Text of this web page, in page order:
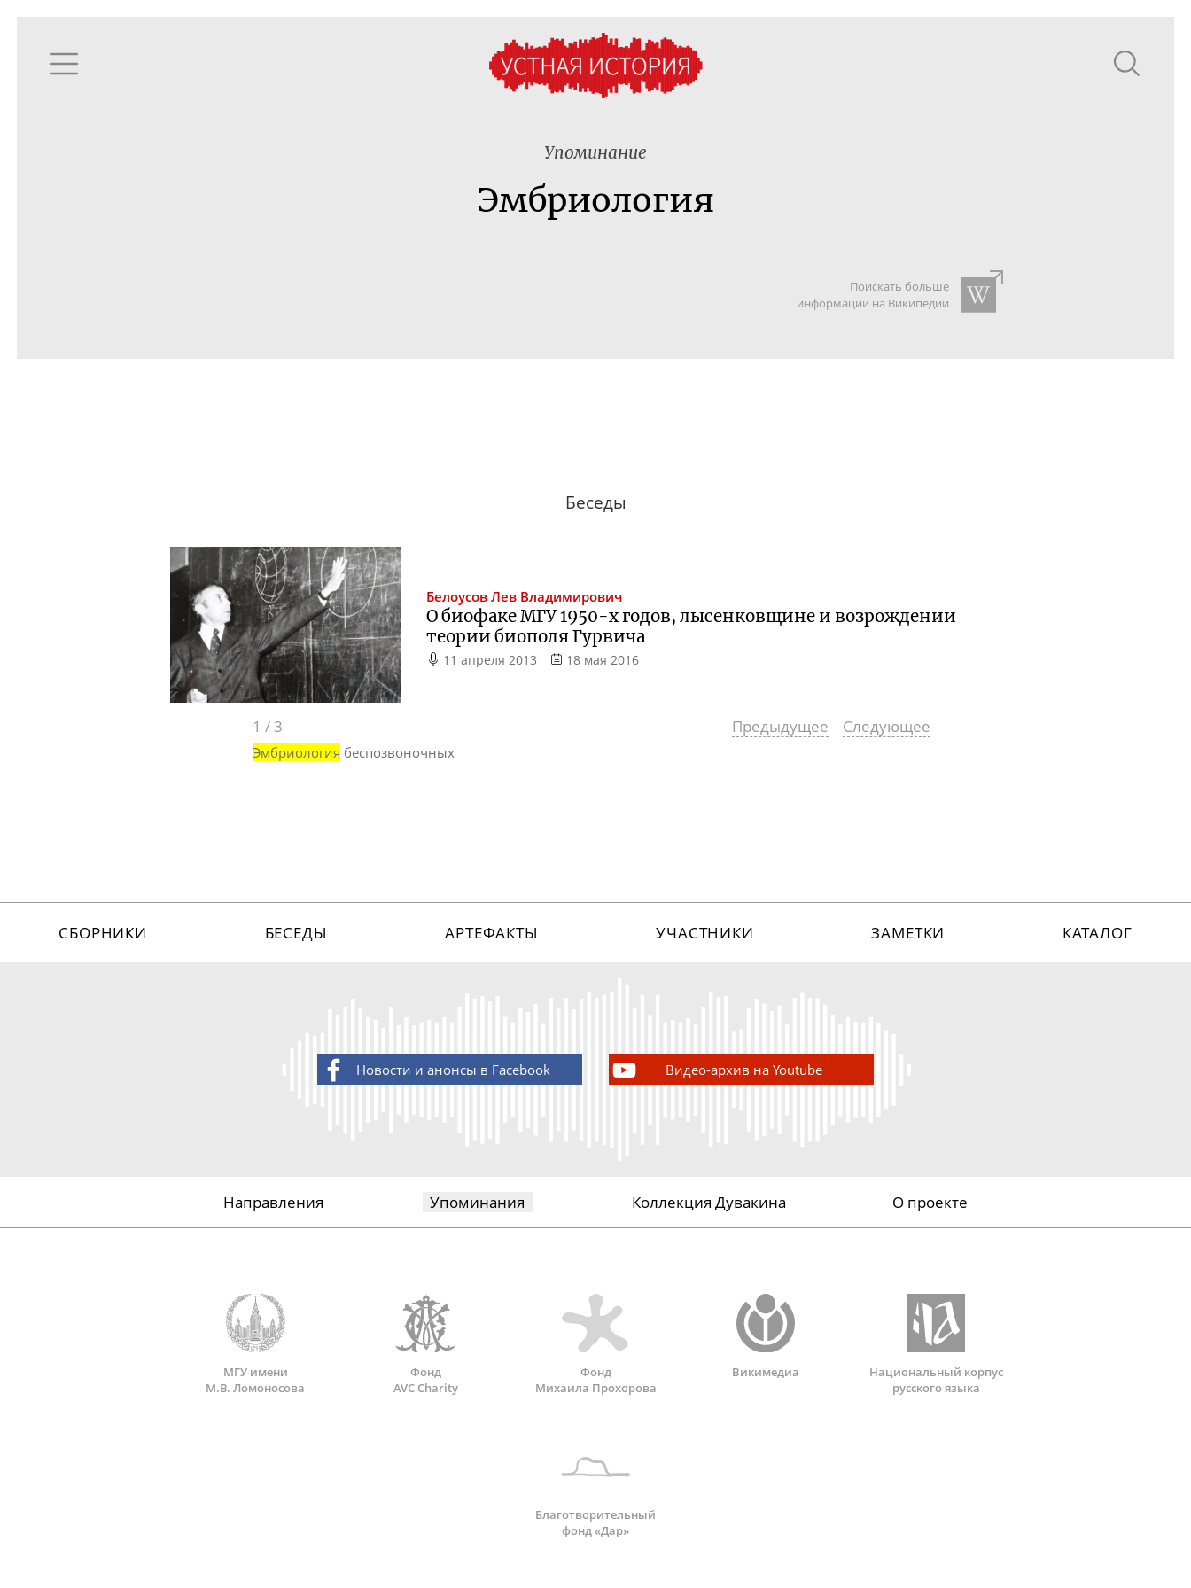
Упоминание
Эмбриология
Поискать больше
информации на Википедии
Беседы
Белоусов Лев Владимирович
О биофаке МГУ1950-хгодов, лысенковщине и возрождении
теории биополя Гурвича
11 апреля 2013 18 мая 2016
1 / 3 Предыдущее Следующее
Эмбриология беспозвоночных
СБОРНИКИ БЕСЕДЫ АРТЕФАКТЫ УЧАСТНИКИ ЗАМЕТКИ КАТАЛОГ
Новости и анонсы в Facebook Видео-архив на Youtube
Направления Упоминания Коллекция Дувакина О проекте
МГУ имени
М.В. Ломоносова
Фонд
AVC Charity
Фонд
Михаила Прохорова
Викимедиа
Национальный корпус
русского языка
Благотворительный
фонд «Дар»